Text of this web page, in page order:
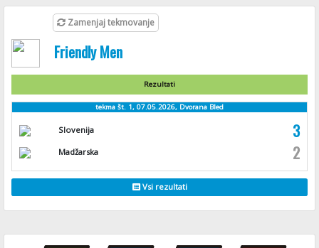
Zamenjaj tekmovanje
Friendly Men
Rezultati
tekma št. 1, 07.05.2026, Dvorana Bled
Slovenija 3
Madžarska 2
Vsi rezultati